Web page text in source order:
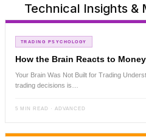
Technical Insights
TRADING PSYCHOLOGY
How the Brain Reacts to Money
Your Brain Was Not Built for Trading
trading decisions is…
5 MIN READ · ADVANCED